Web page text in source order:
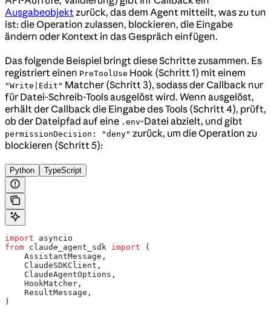
Ausgabeobjekt zurück, das dem Agent mitteilt, was zu tun
ist: die Operation zulassen, blockieren, die Eingabe
ändern oder Kontext in das Gespräch einfügen.
Das folgende Beispiel bringt diese Schritte zusammen. Es
registriert einen PreToolUse Hook (Schritt 1) mit einem
"Write|Edit" Matcher (Schritt 3), sodass der Callback nur
für Datei-Schreib-Tools ausgelöst wird. Wenn ausgelöst,
erhält der Callback die Eingabe des Tools (Schritt 4), prüft,
ob der Dateipfad auf eine .env-Datei abzielt, und gibt
permissionDecision: "deny" zurück, um die Operation zu
blockieren (Schritt 5):
Python TypeScript
import asyncio
from claude_agent_sdk import (
    AssistantMessage,
    ClaudeSDKClient,
    ClaudeAgentOptions,
    HookMatcher,
    ResultMessage,
)